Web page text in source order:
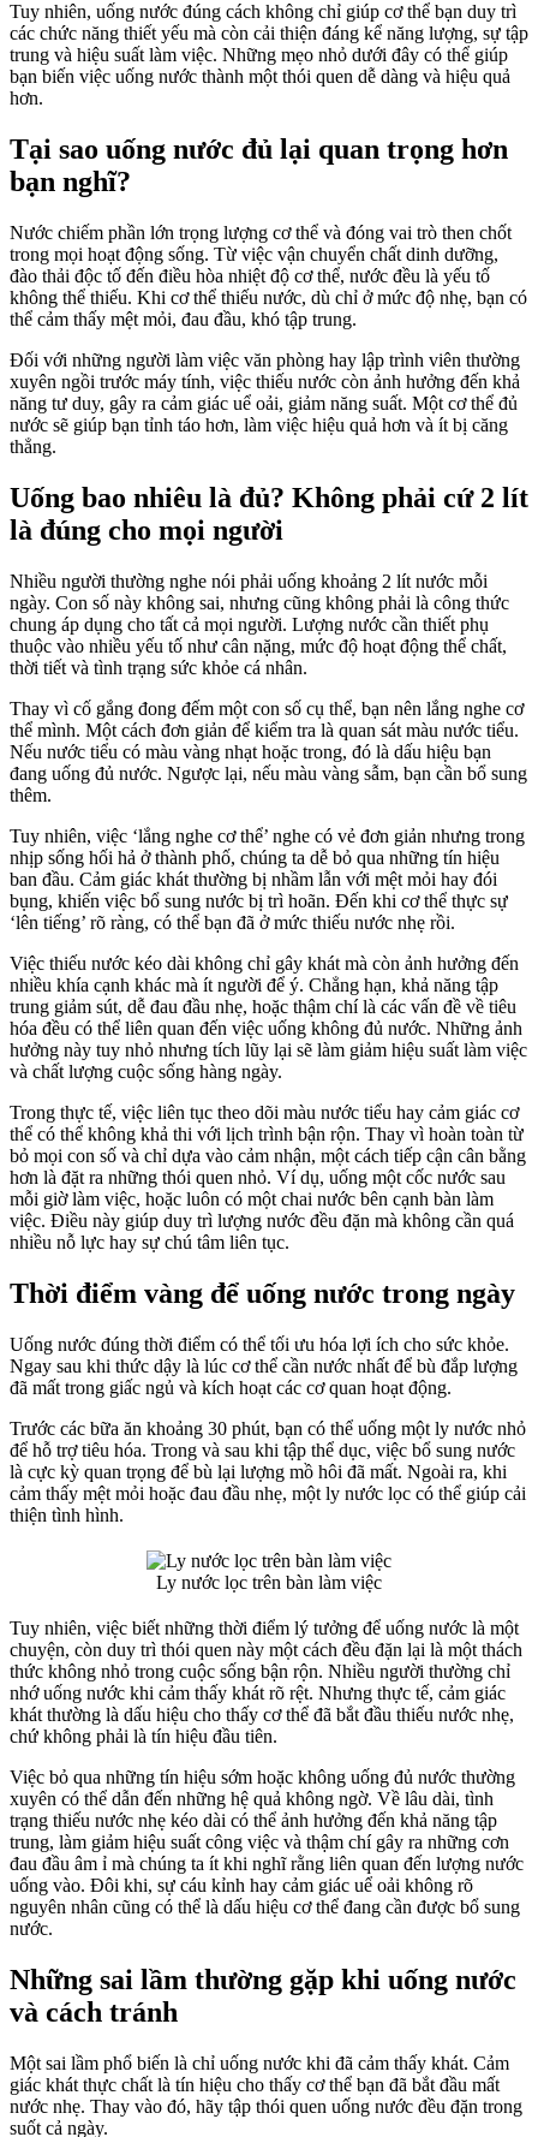
Tuy nhiên, uống nước đúng cách không chỉ giúp cơ thể bạn duy trì
các chức năng thiết yếu mà còn cải thiện đáng kể năng lượng, sự tập
trung và hiệu suất làm việc. Những mẹo nhỏ dưới đây có thể giúp
bạn biến việc uống nước thành một thói quen dễ dàng và hiệu quả
hơn.
Tại sao uống nước đủ lại quan trọng hơn
bạn nghĩ?
Nước chiếm phần lớn trọng lượng cơ thể và đóng vai trò then chốt
trong mọi hoạt động sống. Từ việc vận chuyển chất dinh dưỡng,
đào thải độc tố đến điều hòa nhiệt độ cơ thể, nước đều là yếu tố
không thể thiếu. Khi cơ thể thiếu nước, dù chỉ ở mức độ nhẹ, bạn có
thể cảm thấy mệt mỏi, đau đầu, khó tập trung.
Đối với những người làm việc văn phòng hay lập trình viên thường
xuyên ngồi trước máy tính, việc thiếu nước còn ảnh hưởng đến khả
năng tư duy, gây ra cảm giác uể oải, giảm năng suất. Một cơ thể đủ
nước sẽ giúp bạn tỉnh táo hơn, làm việc hiệu quả hơn và ít bị căng
thẳng.
Uống bao nhiêu là đủ? Không phải cứ 2 lít
là đúng cho mọi người
Nhiều người thường nghe nói phải uống khoảng 2 lít nước mỗi
ngày. Con số này không sai, nhưng cũng không phải là công thức
chung áp dụng cho tất cả mọi người. Lượng nước cần thiết phụ
thuộc vào nhiều yếu tố như cân nặng, mức độ hoạt động thể chất,
thời tiết và tình trạng sức khỏe cá nhân.
Thay vì cố gắng đong đếm một con số cụ thể, bạn nên lắng nghe cơ
thể mình. Một cách đơn giản để kiểm tra là quan sát màu nước tiểu.
Nếu nước tiểu có màu vàng nhạt hoặc trong, đó là dấu hiệu bạn
đang uống đủ nước. Ngược lại, nếu màu vàng sẫm, bạn cần bổ sung
thêm.
Tuy nhiên, việc ‘lắng nghe cơ thể’ nghe có vẻ đơn giản nhưng trong
nhịp sống hối hả ở thành phố, chúng ta dễ bỏ qua những tín hiệu
ban đầu. Cảm giác khát thường bị nhầm lẫn với mệt mỏi hay đói
bụng, khiến việc bổ sung nước bị trì hoãn. Đến khi cơ thể thực sự
‘lên tiếng’ rõ ràng, có thể bạn đã ở mức thiếu nước nhẹ rồi.
Việc thiếu nước kéo dài không chỉ gây khát mà còn ảnh hưởng đến
nhiều khía cạnh khác mà ít người để ý. Chẳng hạn, khả năng tập
trung giảm sút, dễ đau đầu nhẹ, hoặc thậm chí là các vấn đề về tiêu
hóa đều có thể liên quan đến việc uống không đủ nước. Những ảnh
hưởng này tuy nhỏ nhưng tích lũy lại sẽ làm giảm hiệu suất làm việc
và chất lượng cuộc sống hàng ngày.
Trong thực tế, việc liên tục theo dõi màu nước tiểu hay cảm giác cơ
thể có thể không khả thi với lịch trình bận rộn. Thay vì hoàn toàn từ
bỏ mọi con số và chỉ dựa vào cảm nhận, một cách tiếp cận cân bằng
hơn là đặt ra những thói quen nhỏ. Ví dụ, uống một cốc nước sau
mỗi giờ làm việc, hoặc luôn có một chai nước bên cạnh bàn làm
việc. Điều này giúp duy trì lượng nước đều đặn mà không cần quá
nhiều nỗ lực hay sự chú tâm liên tục.
Thời điểm vàng để uống nước trong ngày
Uống nước đúng thời điểm có thể tối ưu hóa lợi ích cho sức khỏe.
Ngay sau khi thức dậy là lúc cơ thể cần nước nhất để bù đắp lượng
đã mất trong giấc ngủ và kích hoạt các cơ quan hoạt động.
Trước các bữa ăn khoảng 30 phút, bạn có thể uống một ly nước nhỏ
để hỗ trợ tiêu hóa. Trong và sau khi tập thể dục, việc bổ sung nước
là cực kỳ quan trọng để bù lại lượng mồ hôi đã mất. Ngoài ra, khi
cảm thấy mệt mỏi hoặc đau đầu nhẹ, một ly nước lọc có thể giúp cải
thiện tình hình.
Ly nước lọc trên bàn làm việc
Tuy nhiên, việc biết những thời điểm lý tưởng để uống nước là một
chuyện, còn duy trì thói quen này một cách đều đặn lại là một thách
thức không nhỏ trong cuộc sống bận rộn. Nhiều người thường chỉ
nhớ uống nước khi cảm thấy khát rõ rệt. Nhưng thực tế, cảm giác
khát thường là dấu hiệu cho thấy cơ thể đã bắt đầu thiếu nước nhẹ,
chứ không phải là tín hiệu đầu tiên.
Việc bỏ qua những tín hiệu sớm hoặc không uống đủ nước thường
xuyên có thể dẫn đến những hệ quả không ngờ. Về lâu dài, tình
trạng thiếu nước nhẹ kéo dài có thể ảnh hưởng đến khả năng tập
trung, làm giảm hiệu suất công việc và thậm chí gây ra những cơn
đau đầu âm ỉ mà chúng ta ít khi nghĩ rằng liên quan đến lượng nước
uống vào. Đôi khi, sự cáu kỉnh hay cảm giác uể oải không rõ
nguyên nhân cũng có thể là dấu hiệu cơ thể đang cần được bổ sung
nước.
Những sai lầm thường gặp khi uống nước
và cách tránh
Một sai lầm phổ biến là chỉ uống nước khi đã cảm thấy khát. Cảm
giác khát thực chất là tín hiệu cho thấy cơ thể bạn đã bắt đầu mất
nước nhẹ. Thay vào đó, hãy tập thói quen uống nước đều đặn trong
suốt cả ngày.